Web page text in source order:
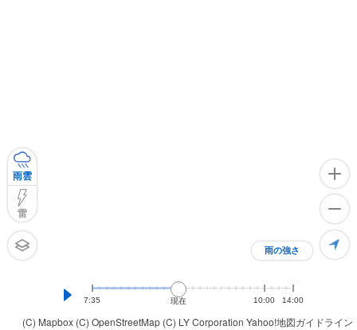
(C) Mapbox (C) OpenStreetMap (C) LY Corporation Yahoo!地図ガイドライン
雨の強さ
雨雲
雷
7:35 現在 10:00 14:00